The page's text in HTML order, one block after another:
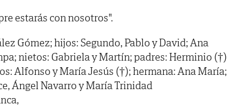
estarás con nosotros".
Gómez; hijos: Segundo, Pablo y David; Ana
nietos: Gabriela y Martín; padres: Herminio (†)
Alfonso y María Jesús (†); hermana: Ana María;
Ángel Navarro y María Trinidad